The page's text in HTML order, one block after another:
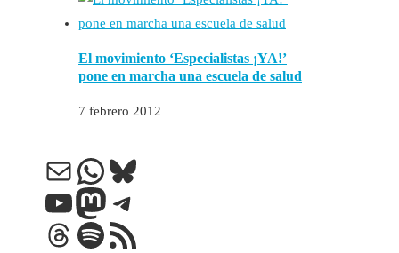
El movimiento ‘Especialistas ¡YA!’
pone en marcha una escuela de salud
7 febrero 2012
Correo electrónico
WhatsApp
Bluesky
YouTube
Mastodon
Telegram
Threads
Spotify
Feed RSS